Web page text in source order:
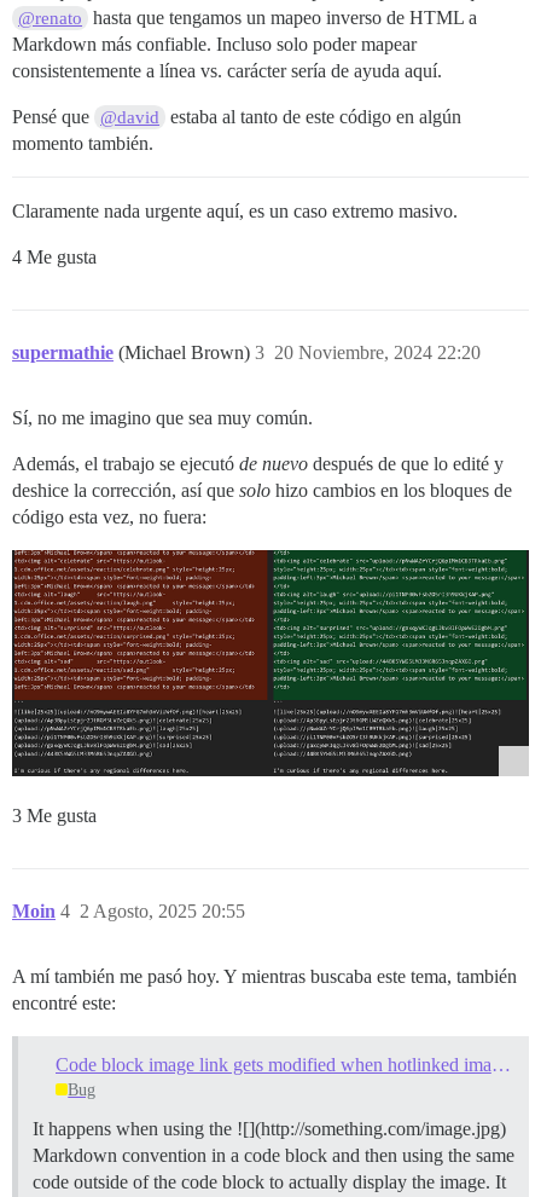
@renato
hasta que tengamos un mapeo inverso de HTML a
Markdown más confiable. Incluso solo poder mapear
consistentemente a línea vs. carácter sería de ayuda aquí.
Pensé que @david
estaba al tanto de este código en algún
momento también.
Claramente nada urgente aquí, es un caso extremo masivo.
4 Me gusta
supermathie (Michael Brown) 20 Noviembre, 2024 22:20
3
Sí, no me imagino que sea muy común.
Además, el trabajo se ejecutó de nuevo después de que lo edité y
deshice la corrección, así que solo hizo cambios en los bloques de
código esta vez, no fuera:
3 Me gusta
Moin 2 Agosto, 2025 20:55
4
A mí también me pasó hoy. Y mientras buscaba este tema, también
encontré este:
Code block image link gets modified when hotlinked image is downloaded
Bug
It happens when using the ![](http://something.com/image.jpg)
Markdown convention in a code block and then using the same
code outside of the code block to actually display the image. It